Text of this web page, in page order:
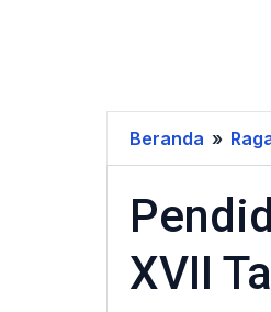
Beranda »
XVII